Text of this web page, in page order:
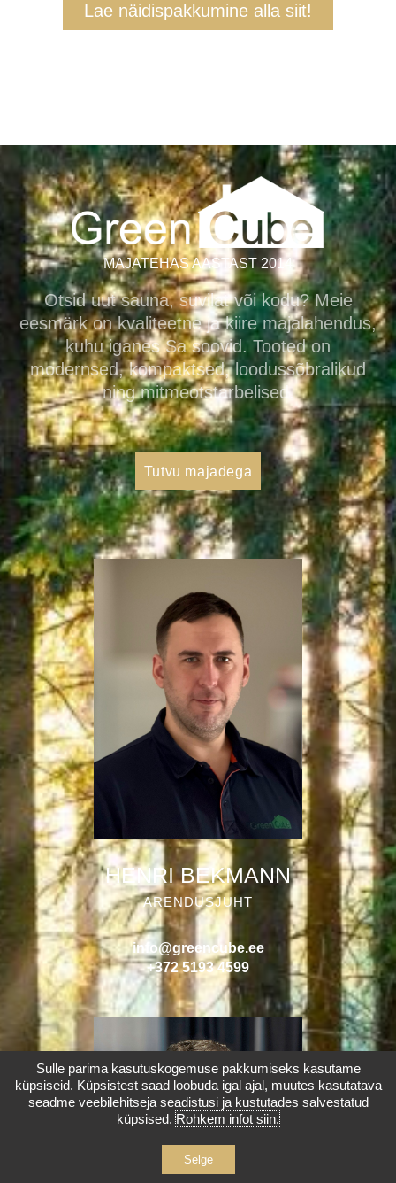
Lae näidispakkumine alla siit!
MAJATEHAS AASTAST 2014
Otsid uut sauna, suvilat või kodu? Meie
eesmärk on kvaliteetne ja kiire majalahendus,
kuhu iganes Sa soovid. Tooted on
modernsed, kompaktsed, loodussõbralikud
ning mitmeotstarbelised.
Tutvu majadega
HENRI BEKMANN
ARENDUSJUHT
info@greencube.ee
+372 5193 4599
Sulle parima kasutuskogemuse pakkumiseks kasutame
küpsiseid. Küpsistest saad loobuda igal ajal, muutes kasutatava
seadme veebilehitseja seadistusi ja kustutades salvestatud
küpsised.Rohkem infot siin.
Selge